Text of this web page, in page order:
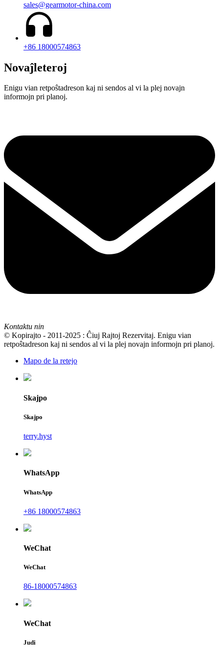
sales@gearmotor-china.com
+86 18000574863
Novaĵleteroj
Enigu vian retpoŝtadreson kaj ni sendos al vi la plej novajn
informojn pri planoj.
Kontaktu nin
© Kopirajto - 2011-2025 : Ĉiuj Rajtoj Rezervitaj. Enigu vian
retpoŝtadreson kaj ni sendos al vi la plej novajn informojn pri planoj.
Mapo de la retejo
Skajpo
Skajpo
terry.hyst
WhatsApp
WhatsApp
+86 18000574863
WeChat
WeChat
86-18000574863
WeChat
Judi